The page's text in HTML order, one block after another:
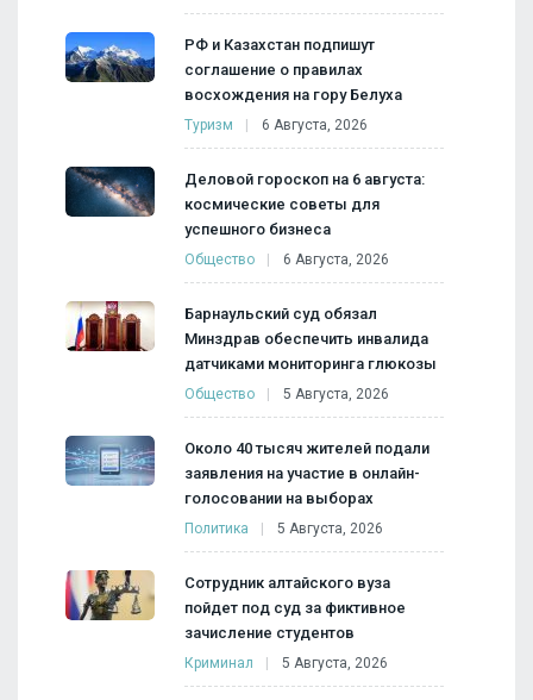
РФ и Казахстан подпишут
соглашение о правилах
восхождения на гору Белуха
Туризм 6 Августа, 2026
Деловой гороскоп на 6 августа:
космические советы для
успешного бизнеса
Общество 6 Августа, 2026
Барнаульский суд обязал
Минздрав обеспечить инвалида
датчиками мониторинга глюкозы
Общество 5 Августа, 2026
Около 40 тысяч жителей подали
заявления на участие в онлайн-
голосовании на выборах
Политика 5 Августа, 2026
Сотрудник алтайского вуза
пойдет под суд за фиктивное
зачисление студентов
Криминал 5 Августа, 2026